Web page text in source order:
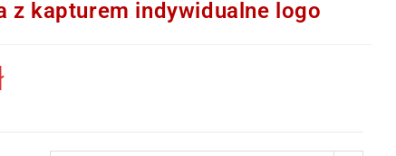
z kapturem indywidualne logo